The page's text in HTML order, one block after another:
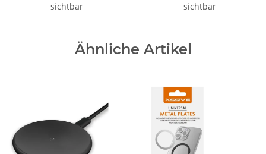
sichtbar
Synchronisationskabel weiß
sichtbar
Ähnliche Artikel